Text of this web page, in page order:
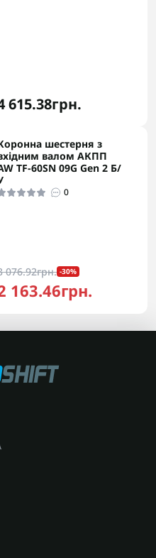
615.38грн.
шестерня з
валом АКПП
TF-60SN 09G Gen 2 Б/
0
076.92грн. -30%
163.46грн.